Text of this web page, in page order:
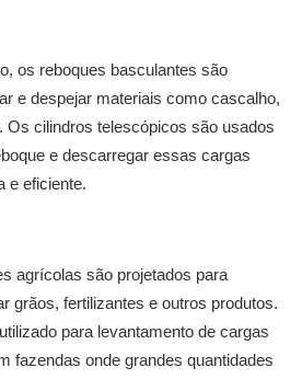
os reboques basculantes são
e despejar materiais como cascalho,
Os cilindros telescópicos são usados
e descarregar essas cargas
e eficiente.
agrícolas são projetados para
grãos, fertilizantes e outros produtos.
para levantamento de cargas
fazendas onde grandes quantidades